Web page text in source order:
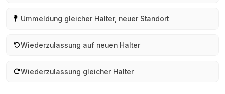
Ummeldung gleicher Halter, neuer Standort
Wiederzulassung auf neuen Halter
Wiederzulassung gleicher Halter